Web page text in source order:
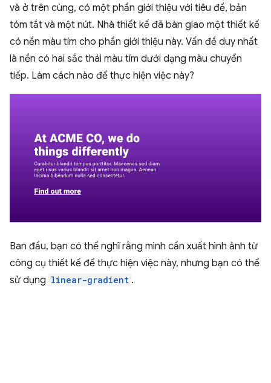
và ở trên cùng, có một phần giới thiệu với tiêu đề, bản
tóm tắt và một nút. Nhà thiết kế đã bàn giao một thiết kế
có nền màu tím cho phần giới thiệu này. Vấn đề duy nhất
là nền có hai sắc thái màu tím dưới dạng màu chuyển
tiếp. Làm cách nào để thực hiện việc này?
Ban đầu, bạn có thể nghĩ rằng mình cần xuất hình ảnh từ
công cụ thiết kế để thực hiện việc này, nhưng bạn có thể
sử dụng linear-gradient .